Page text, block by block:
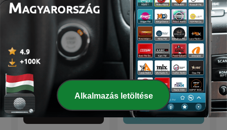
Portfolio Checklist
Hetes Stúdió:
Megbeszéljük a hetet
Alkalmazás letöltése